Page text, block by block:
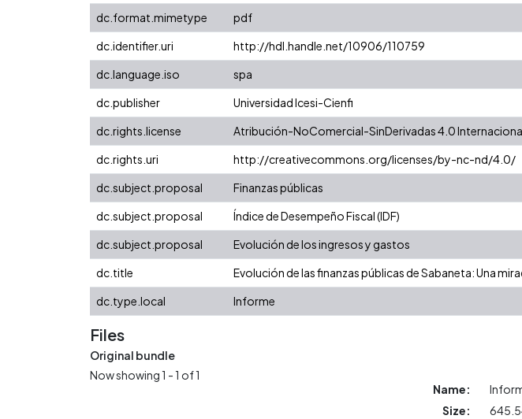
dc.format.mimetype
pdf
dc.identifier.uri
http://hdl.handle.net/10906/110759
dc.language.iso
spa
dc.publisher
Universidad Icesi-Cienfi
dc.rights.license
Atribución-NoComercial-SinDerivadas 4.0
dc.rights.uri
http://creativecommons.org/licenses/by-nc-nd/4.0/
dc.subject.proposal
Finanzas públicas
dc.subject.proposal
Índice de Desempeño Fiscal (IDF)
dc.subject.proposal
Evolución de los ingresos y gastos
dc.title
Evolución de las finanzas públicas de Sabaneta: Una
dc.type.local
Informe
Files
Original bundle
Now showing1 - 1 of 1
Name:
Size: